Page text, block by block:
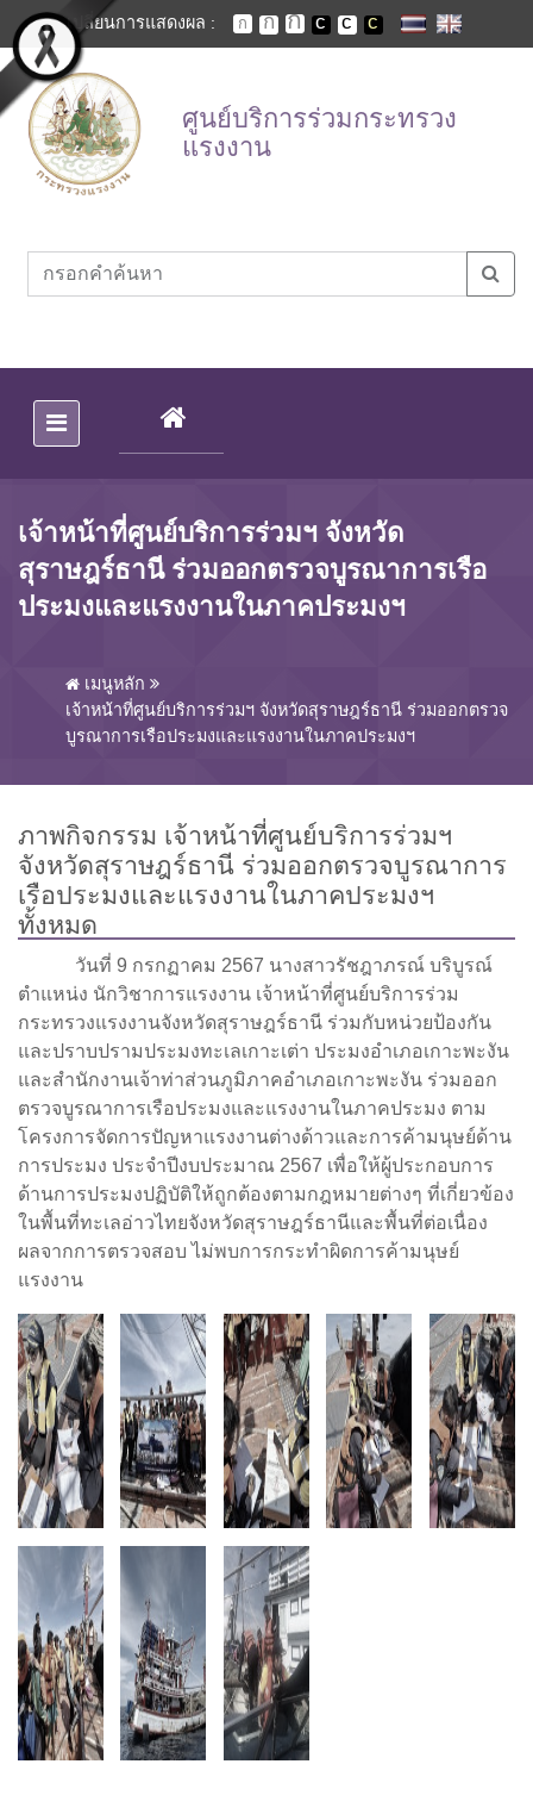
Skip to main content
เปลี่ยนการแสดงผล :
ศูนย์บริการร่วมกระทรวง
แรงงาน
(CURRENT)
เจ้าหน้าที่ศูนย์บริการร่วมฯ จังหวัด
สุราษฎร์ธานี ร่วมออกตรวจบูรณาการเรือ
ประมงและแรงงานในภาคประมงฯ
เมนูหลัก
เจ้าหน้าที่ศูนย์บริการร่วมฯ จังหวัดสุราษฎร์ธานี ร่วมออกตรวจ
บูรณาการเรือประมงและแรงงานในภาคประมงฯ
ภาพกิจกรรม เจ้าหน้าที่ศูนย์บริการร่วมฯ
จังหวัดสุราษฎร์ธานี ร่วมออกตรวจบูรณาการ
เรือประมงและแรงงานในภาคประมงฯ
ทั้งหมด
วันที่ 9 กรกฏาคม 2567 นางสาวรัชฎาภรณ์ บริบูรณ์
ตำแหน่ง นักวิชาการแรงงาน เจ้าหน้าที่ศูนย์บริการร่วม
กระทรวงแรงงานจังหวัดสุราษฎร์ธานี ร่วมกับหน่วยป้องกัน
และปราบปรามประมงทะเลเกาะเต่า ประมงอำเภอเกาะพะงัน
และสำนักงานเจ้าท่าส่วนภูมิภาคอำเภอเกาะพะงัน ร่วมออก
ตรวจบูรณาการเรือประมงและแรงงานในภาคประมง ตาม
โครงการจัดการปัญหาแรงงานต่างด้าวและการค้ามนุษย์ด้าน
การประมง ประจำปีงบประมาณ 2567 เพื่อให้ผู้ประกอบการ
ด้านการประมงปฏิบัติให้ถูกต้องตามกฎหมายต่างๆ ที่เกี่ยวข้อง
ในพื้นที่ทะเลอ่าวไทยจังหวัดสุราษฎร์ธานีและพื้นที่ต่อเนื่อง
ผลจากการตรวจสอบ ไม่พบการกระทำผิดการค้ามนุษย์
แรงงาน